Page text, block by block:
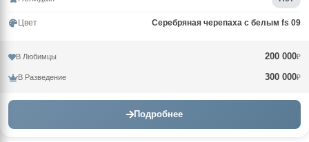
Цвет Серебряная черепаха с белым fs 09
В Любимцы 200 000₽
В Разведение 300 000₽
Подробнее